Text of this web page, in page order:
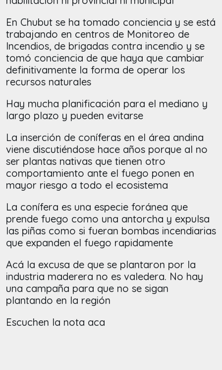
En Chubut se ha tomado conciencia y se está
trabajando en centros de Monitoreo de
Incendios, de brigadas contra incendio y se
tomó conciencia de que haya que cambiar
definitivamente la forma de operar los
recursos naturales
Hay mucha planificación para el mediano y
largo plazo y pueden evitarse
La inserción de coníferas en el área andina
viene discutiéndose hace años porque al no
ser plantas nativas que tienen otro
comportamiento ante el fuego ponen en
mayor riesgo a todo el ecosistema
La conífera es una especie foránea que
prende fuego como una antorcha y expulsa
las piñas como si fueran bombas incendiarias
que expanden el fuego rapidamente
Acá la excusa de que se plantaron por la
industria maderera no es valedera. No hay
una campaña para que no se sigan
plantando en la región
Escuchen la nota aca